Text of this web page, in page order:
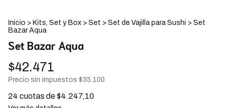
Inicio > Kits, Set y Box > Set > Set de Vajilla para Sushi > Set
Bazar Aqua
Set Bazar Aqua
$42.471
Precio sin impuestos $35.100
24 cuotas de$4.247,10